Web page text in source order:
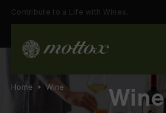
Contribute to a Life with Wines.
Wine
Home Wine